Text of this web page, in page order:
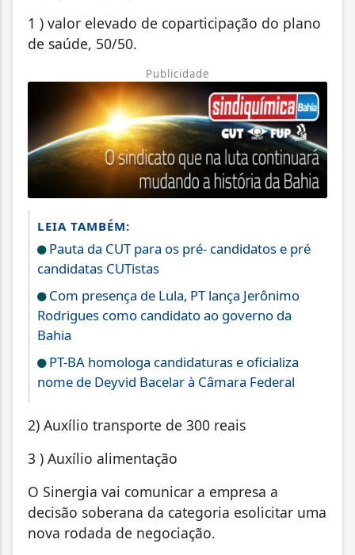
1 ) valor elevado de coparticipação do plano
de saúde, 50/50.
Publicidade
LEIA TAMBÉM:
Pauta da CUT para os pré- candidatos e pré
candidatas CUTistas
Com presença de Lula, PT lança Jerônimo
Rodrigues como candidato ao governo da
Bahia
PT-BA homologa candidaturas e oficializa
nome de Deyvid Bacelar à Câmara Federal
2) Auxílio transporte de 300 reais
3 ) Auxílio alimentação
O Sinergia vai comunicar a empresa a
decisão soberana da categoria esolicitar uma
nova rodada de negociação.